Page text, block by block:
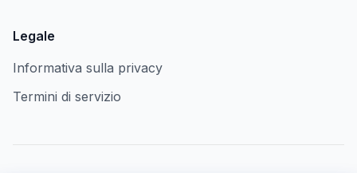
Legale
Informativa sulla privacy
Termini di servizio